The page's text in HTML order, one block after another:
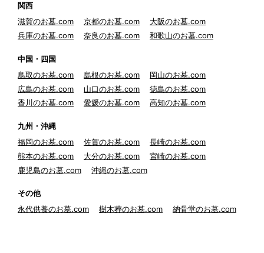
関西
滋賀のお墓.com
京都のお墓.com
大阪のお墓.com
兵庫のお墓.com
奈良のお墓.com 和歌山のお墓.com
中国・四国
鳥取のお墓.com
島根のお墓.com
岡山のお墓.com
広島のお墓.com
山口のお墓.com
徳島のお墓.com
香川のお墓.com
愛媛のお墓.com 高知のお墓.com
九州・沖縄
福岡のお墓.com
佐賀のお墓.com
長崎のお墓.com
熊本のお墓.com
大分のお墓.com
宮崎のお墓.com
鹿児島のお墓.com
沖縄のお墓.com
その他
永代供養のお墓.com
樹木葬のお墓.com 納骨堂のお墓.com